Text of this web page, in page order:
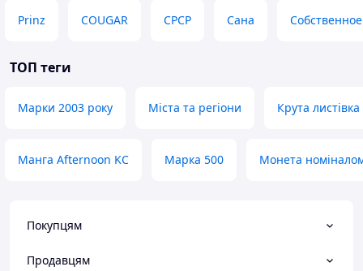
Prinz COUGAR СРСР Сана
ТОП теги
Марки 2003 року Міста та регіони Крута листівка
Манга Afternoon KC Марка 500 Монета
Покупцям
Продавцям